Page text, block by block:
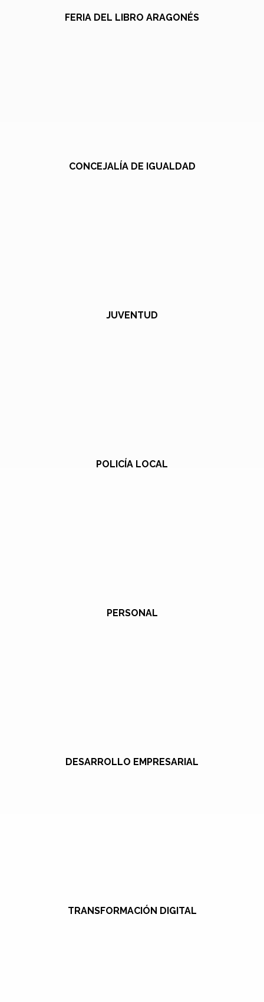
FERIA DEL LIBRO ARAGONÉS
CONCEJALÍA DE IGUALDAD
JUVENTUD
POLICÍA LOCAL
PERSONAL
DESARROLLO EMPRESARIAL
TRANSFORMACIÓN DIGITAL